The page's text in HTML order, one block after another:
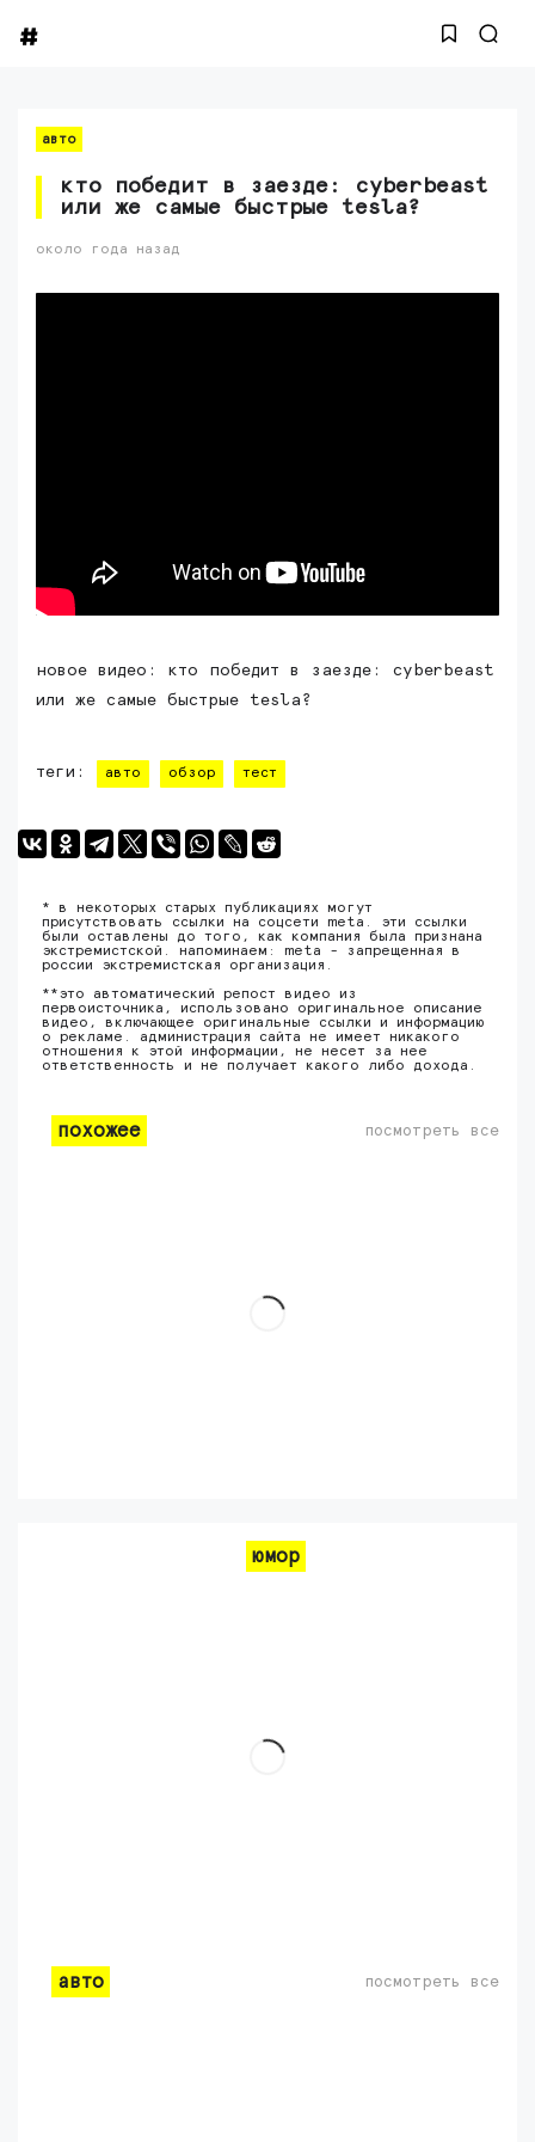
авто
кто победит в заезде: cyberbeast
или же самые быстрые tesla?
около года назад
новое видео: кто победит в заезде: cyberbeast
или же самые быстрые tesla?
теги: авто обзор тест
* в некоторых старых публикациях могут
присутствовать ссылки на соцсети meta. эти ссылки
были оставлены до того, как компания была признана
экстремистской. напоминаем: meta - запрещенная в
россии экстремистская организация.
**это автоматический репост видео из
первоисточника, использовано оригинальное описание
видео, включающее оригинальные ссылки и информацию
о рекламе. администрация сайта не имеет никакого
отношения к этой информации, не несет за нее
ответственность и не получает какого либо дохода.
похожее посмотреть все
юмор
авто посмотреть все